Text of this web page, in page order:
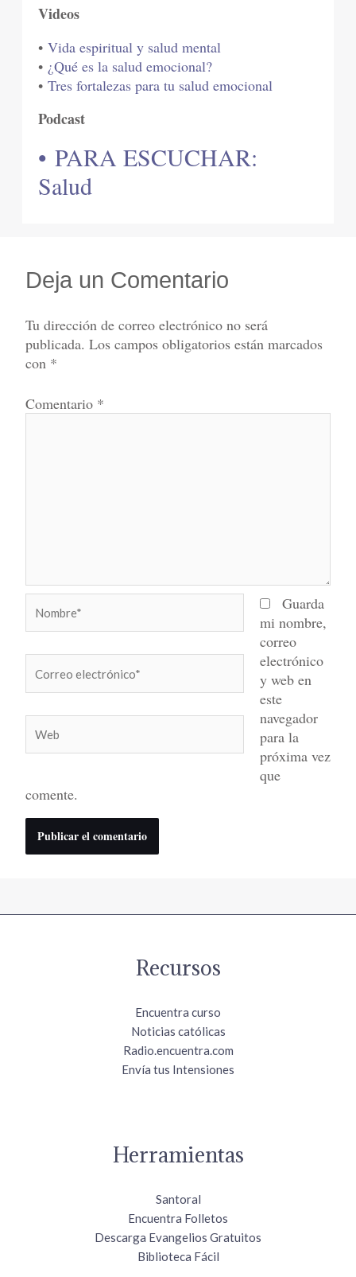
Videos
•Vida espiritual y salud mental
• ¿Qué es la salud emocional?
•Tres fortalezas para tu salud emocional
Podcast
• PARA ESCUCHAR:
Salud
Deja un Comentario
Tu dirección de correo electrónico no será
publicada. Los campos obligatorios están marcados
con *
Comentario *
electrónico*
Guarda
mi nombre,
correo
electrónico
y web en
este
navegador
para la
próxima vez
que
comente.
Recursos
Encuentra curso
Noticias católicas
Radio.encuentra.com
Envía tus Intensiones
Herramientas
Santoral
Encuentra Folletos
Descarga Evangelios Gratuitos
Biblioteca Fácil